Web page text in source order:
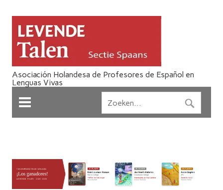
Asociación Holandesa de Profesores de Español en
Lenguas Vivas